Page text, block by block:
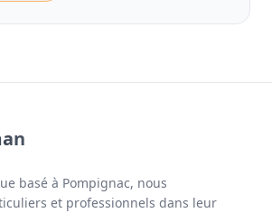
basé à Pompignac, nous
et professionnels dans leur